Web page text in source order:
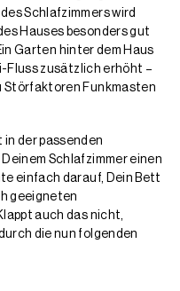
Schlafzimmers wird
Hauses besonders gut
Garten hinter dem Haus
Fluss zusätzlich erhöht –
Störfaktoren Funkmasten
der passenden
Schlafzimmer einen
einfach darauf, Dein Bett
geeigneten
auch das nicht,
die nun folgenden